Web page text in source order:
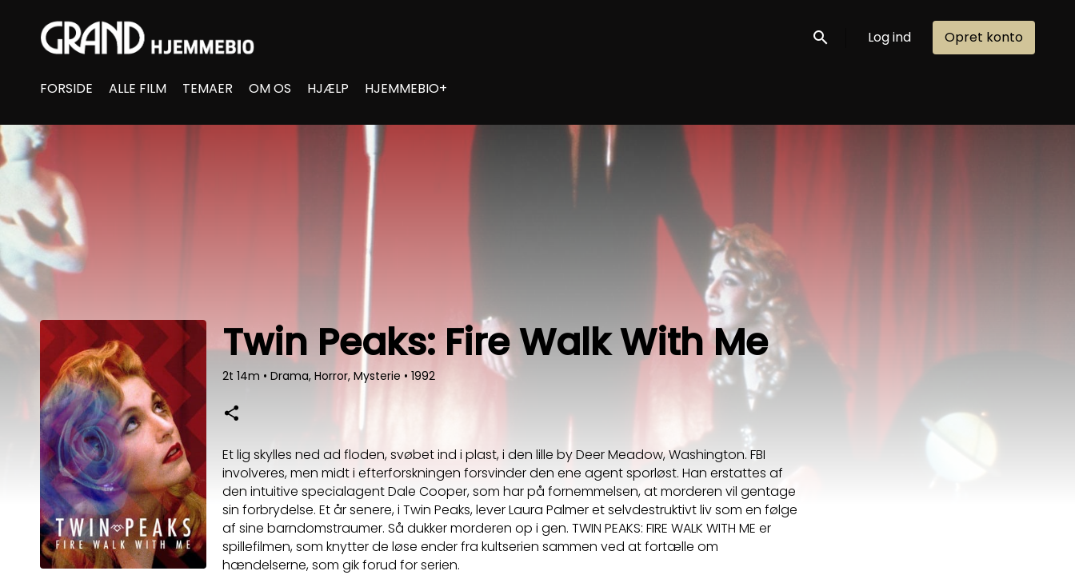
Accessibility Links
Søg nu Log ind Opret konto
FORSIDE ALLE FILM TEMAER OM OS HJÆLP HJEMMEBIO+
Twin Peaks: Fire Walk With Me
2t 14m • Drama, Horror, Mysterie • 1992
Et lig skylles ned ad floden, svøbet ind i plast, i den lille by Deer Meadow, Washington. FBI
involveres, men midt i efterforskningen forsvinder den ene agent sporløst. Han erstattes af
den intuitive specialagent Dale Cooper, som har på fornemmelsen, at morderen vil gentage
sin forbrydelse. Et år senere, i Twin Peaks, lever Laura Palmer et selvdestruktivt liv som en følge
af sine barndomstraumer. Så dukker morderen op i gen. TWIN PEAKS: FIRE WALK WITH ME er
spillefilmen, som knytter de løse ender fra kultserien sammen ved at fortælle om
hændelserne, som gik forud for serien.